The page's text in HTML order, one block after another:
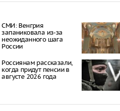
СМИ: Венгрия
запаниковала из-за
неожиданного шага
России
Россиянам рассказали,
когда придут пенсии в
августе 2026 года